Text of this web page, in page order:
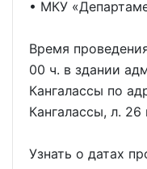
• МКУ
Время
00 ч. в здании
Кангалассы по
Кангалассы, л. 26
Узнать о датах